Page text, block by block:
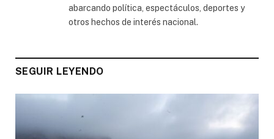
abarcando política, espectáculos, deportes y
otros hechos de interés nacional.
SEGUIR LEYENDO